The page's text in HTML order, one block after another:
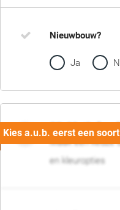
Nieuwbouw?
Ja
02. Motief en
Maak een keuze
en kleuropties